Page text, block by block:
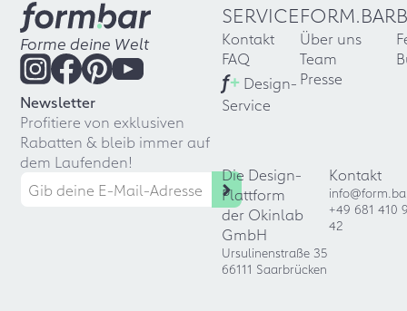
Forme deine Welt
Newsletter
Profitiere von exklusiven
Rabatten & bleib immer auf
dem Laufenden!
SERVICE
Kontakt
FAQ
f+ Design-
Service
FORM.BAR
Über uns
Team
Presse
Die Design-
Plattform
der Okinlab
GmbH
Ursulinenstraße 35
66111 Saarbrücken
Kontakt
+49 681 410
42